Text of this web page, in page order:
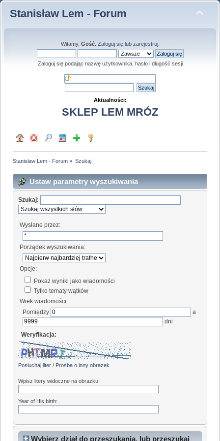
Stanisław Lem - Forum
Witamy, Gość. Zaloguj sięlub zarejestruj.
Zaloguj się podając nazwę użytkownika, hasło i długość sesji
Aktualności:
SKLEP LEM MRÓZ
Stanisław Lem - Forum » Szukaj
Ustaw parametry wyszukiwania
Szukaj:
Wysłane przez:
Porządek wyszukiwania:
Opcje:
Pokaż wyniki jako wiadomości
Tylko tematy wątków
Wiek wiadomości:
Pomiędzy
a
dni
Weryfikacja:
Posłuchaj liter / Prośba o inny obrazek
Wpisz litery widoczne na obrazku:
Year of His birth:
Wybierz dział do przeszukania, lub przeszukaj